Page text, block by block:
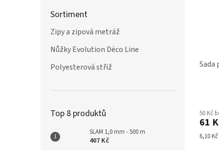
Sortiment
Zipy a zipová metráž
Nůžky Evolution Déco Line
Polyesterová střiž
Top 8 produktů
SLAM 1,0 mm - 500 m
407 Kč
je
3,8
50 Kč
61
Měrná
6,10